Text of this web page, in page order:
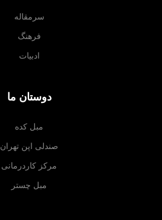
سرمقاله
فرهنگ
ادبیات
دوستان ما
مبل کده
صندلی اپن تهران
مرکز کاردرمانی
مبل چستر